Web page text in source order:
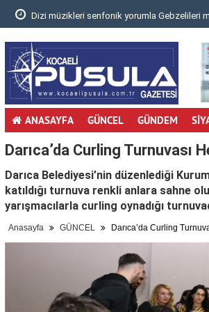
Dizi müzikleri senfonik yorumla Gebzelileri
ANASAYFA GÜNCEL GÜNDEM
Darıca’da Curling Turnuvası
Darıca Belediyesi’nin düzenlediği
katıldığı turnuva renkli anlara sahne
yarışmacılarla curling oynadığı
Anasayfa GÜNCEL Darıca’da Curling